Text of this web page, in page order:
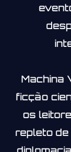
Machina
ficção
os
repleto